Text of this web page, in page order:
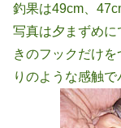
釣果は49cm、
写真は夕まずめ
きのフックだけ
りのような感触で